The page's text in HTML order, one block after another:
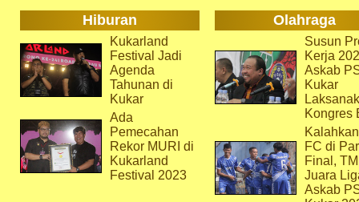
Hiburan Olahraga
Kukarland
Festival Jadi
Agenda
Tahunan di
Kukar
Ada
Pemecahan
Rekor MURI di
Kukarland
Festival 2023
Susun
Kerja
Askab
Kukar
Kongres
FC di
Final,
Juara
Askab